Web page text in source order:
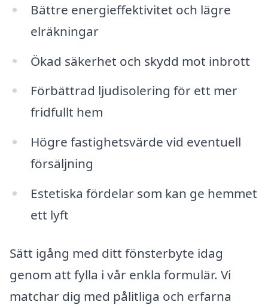
Bättre energieffektivitet och lägre
elräkningar
Ökad säkerhet och skydd mot inbrott
Förbättrad ljudisolering för ett mer
fridfullt hem
Högre fastighetsvärde vid eventuell
försäljning
Estetiska fördelar som kan ge hemmet
ett lyft
Sätt igång med ditt fönsterbyte idag
genom att fylla i vår enkla formulär. Vi
matchar dig med pålitliga och erfarna